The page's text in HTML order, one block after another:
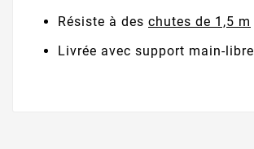
Résiste à des chutes de 1,5 m
Livrée avec support main-libre